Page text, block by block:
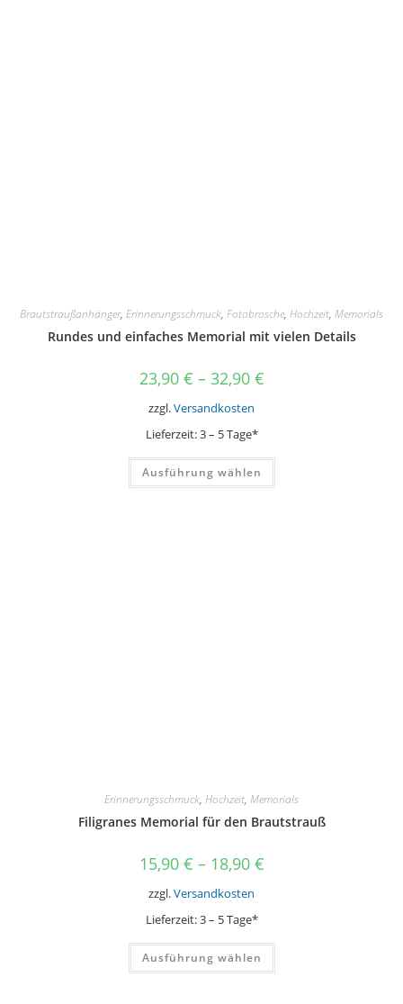
Brautstraußanhänger, Erinnerungsschmuck, Fotobrosche, Hochzeit, Memorials
Rundes und einfaches Memorial mit vielen Details
23,90 € – 32,90 €
zzgl.Versandkosten
Lieferzeit:3 – 5 Tage*
Ausführung wählen
Dieses
weist
Erinnerungsschmuck, Hochzeit, Memorials
Filigranes Memorial für den Brautstrauß
15,90 € – 18,90 €
zzgl.Versandkosten
Lieferzeit:3 – 5 Tage*
Ausführung wählen
Dieses
weist